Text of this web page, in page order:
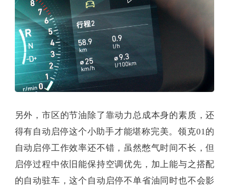
另外，市区的节油除了靠动力总成本身的素质，还
得有自动启停这个小助手才能堪称完美。领克01的
自动启停工作效率还不错，虽然憋气时间不长，但
启停过程中依旧能保持空调优先，加上能与之搭配
的自动驻车，这个自动启停不单省油同时也不会影